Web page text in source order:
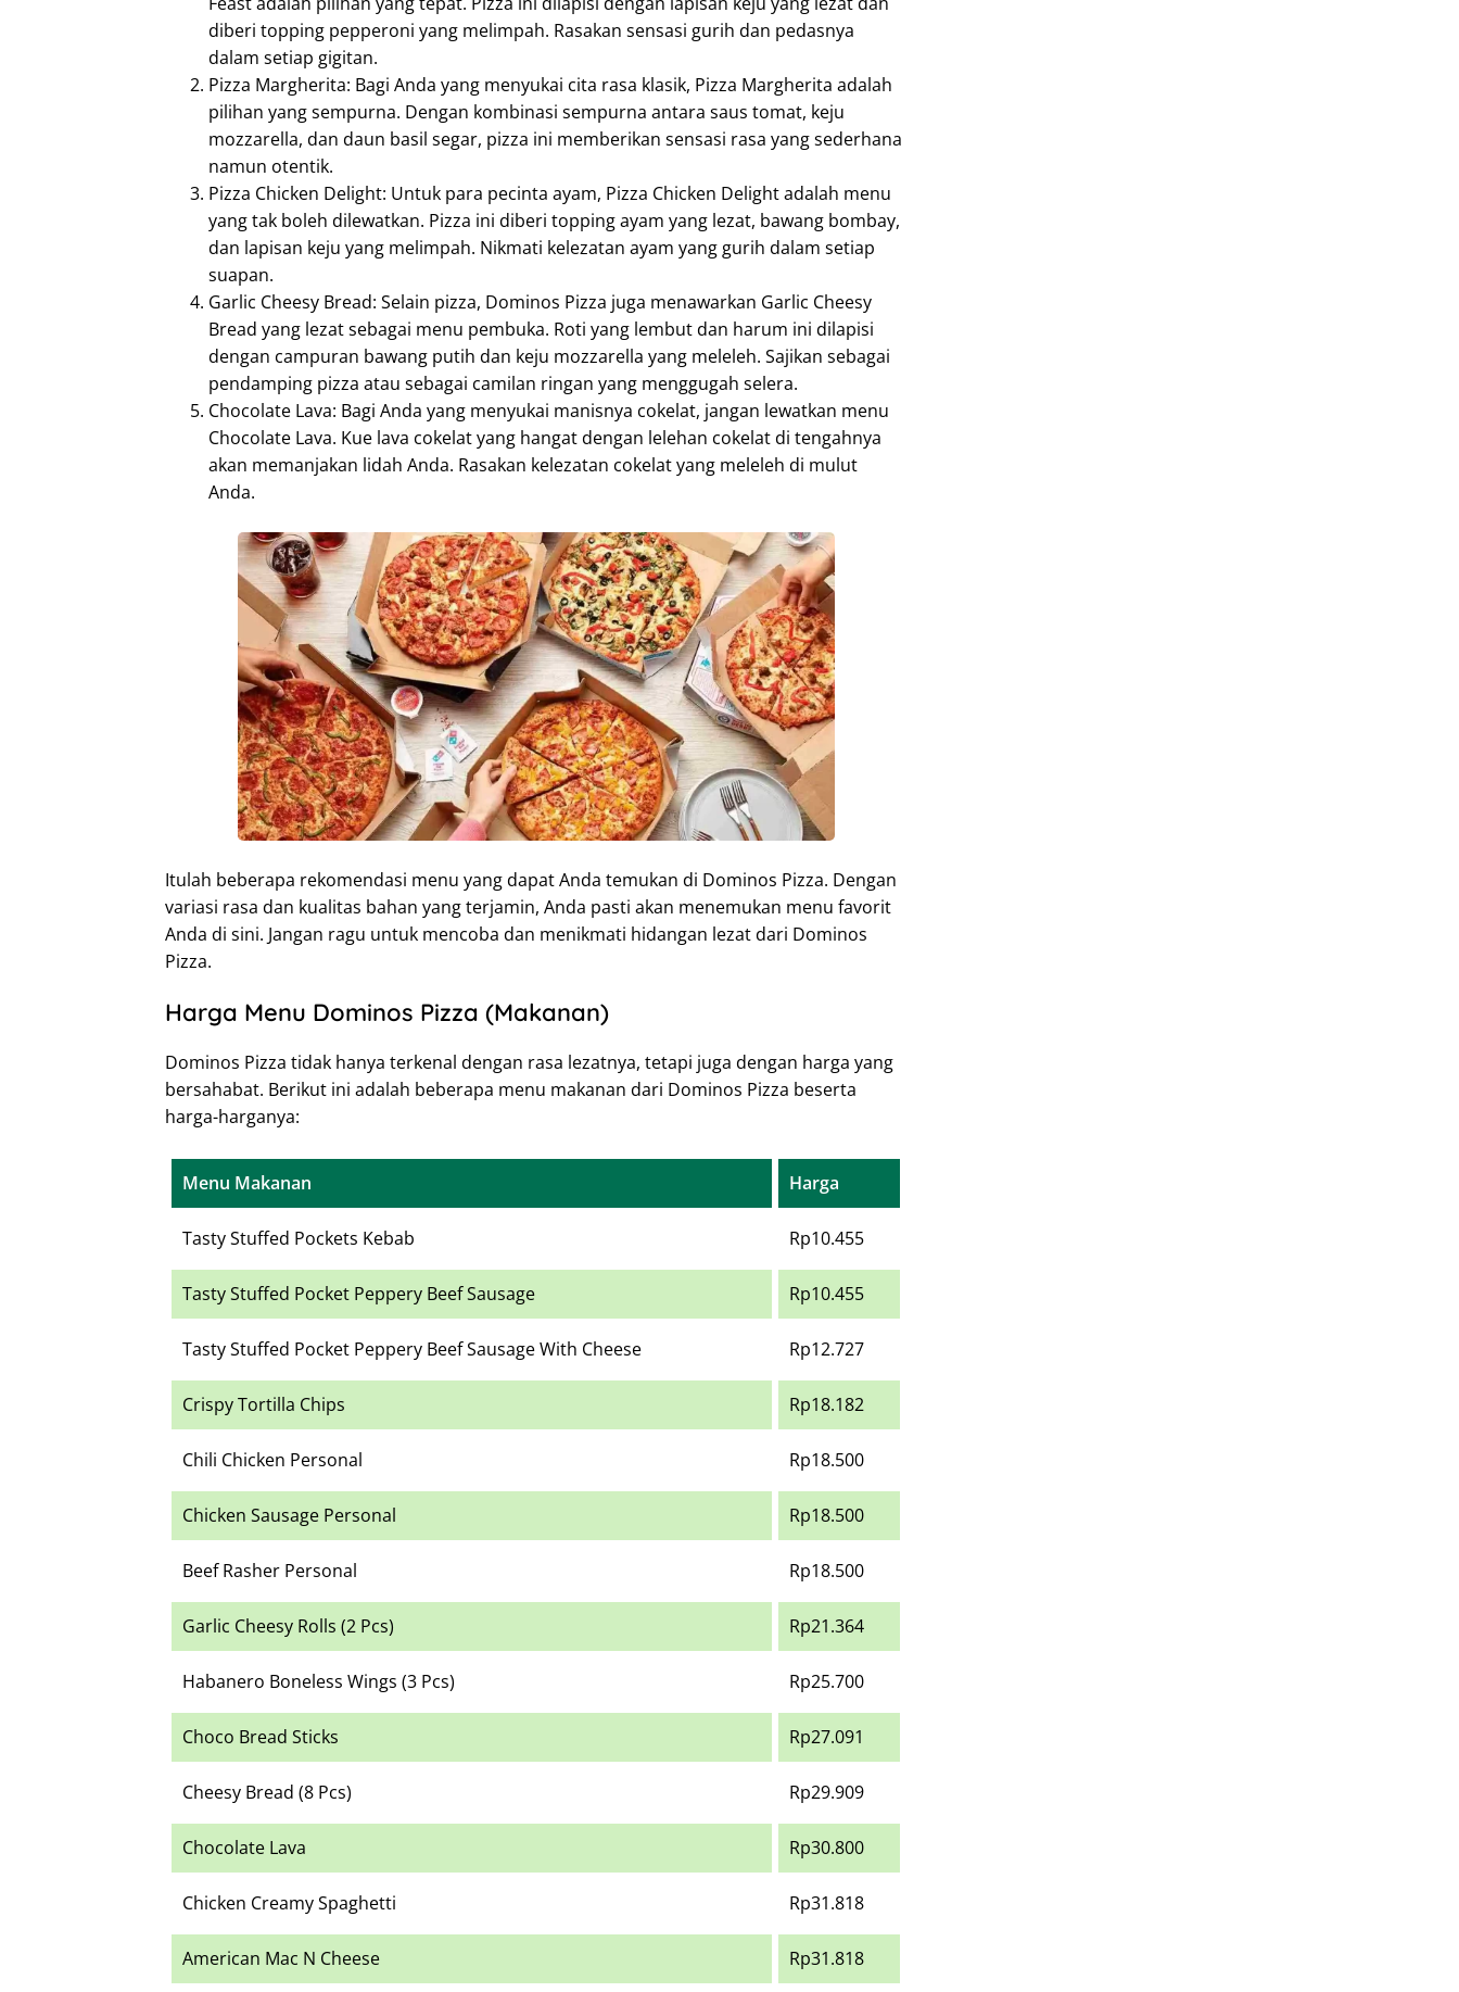
diberi topping pepperoni yang melimpah. Rasakan sensasi gurih dan pedasnya
dalam setiap gigitan.
Pizza Margherita: Bagi Anda yang menyukai cita rasa klasik, Pizza Margherita adalah
pilihan yang sempurna. Dengan kombinasi sempurna antara saus tomat, keju
mozzarella, dan daun basil segar, pizza ini memberikan sensasi rasa yang sederhana
namun otentik.
Pizza Chicken Delight: Untuk para pecinta ayam, Pizza Chicken Delight adalah menu
yang tak boleh dilewatkan. Pizza ini diberi topping ayam yang lezat, bawang bombay,
dan lapisan keju yang melimpah. Nikmati kelezatan ayam yang gurih dalam setiap
suapan.
Garlic Cheesy Bread: Selain pizza, Dominos Pizza juga menawarkan Garlic Cheesy
Bread yang lezat sebagai menu pembuka. Roti yang lembut dan harum ini dilapisi
dengan campuran bawang putih dan keju mozzarella yang meleleh. Sajikan sebagai
pendamping pizza atau sebagai camilan ringan yang menggugah selera.
Chocolate Lava: Bagi Anda yang menyukai manisnya cokelat, jangan lewatkan menu
Chocolate Lava. Kue lava cokelat yang hangat dengan lelehan cokelat di tengahnya
akan memanjakan lidah Anda. Rasakan kelezatan cokelat yang meleleh di mulut
Anda.
Itulah beberapa rekomendasi menu yang dapat Anda temukan di Dominos Pizza. Dengan
variasi rasa dan kualitas bahan yang terjamin, Anda pasti akan menemukan menu favorit
Anda di sini. Jangan ragu untuk mencoba dan menikmati hidangan lezat dari Dominos
Pizza.
Harga Menu Dominos Pizza (Makanan)
Dominos Pizza tidak hanya terkenal dengan rasa lezatnya, tetapi juga dengan harga yang
bersahabat. Berikut ini adalah beberapa menu makanan dari Dominos Pizza beserta
harga-harganya:
Menu Makanan Harga
Tasty Stuffed Pockets Kebab Rp10.455
Tasty Stuffed Pocket Peppery Beef Sausage Rp10.455
Tasty Stuffed Pocket Peppery Beef Sausage With Cheese Rp12.727
Crispy Tortilla Chips Rp18.182
Chili Chicken Personal Rp18.500
Chicken Sausage Personal Rp18.500
Beef Rasher Personal Rp18.500
Garlic Cheesy Rolls (2 Pcs) Rp21.364
Habanero Boneless Wings (3 Pcs) Rp25.700
Choco Bread Sticks Rp27.091
Cheesy Bread (8 Pcs) Rp29.909
Chocolate Lava Rp30.800
Chicken Creamy Spaghetti Rp31.818
American Mac N Cheese Rp31.818